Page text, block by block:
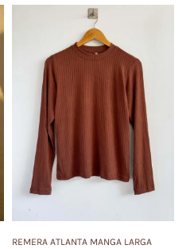
REMERA ATLANTA MANGA LARGA